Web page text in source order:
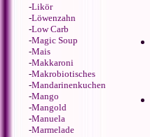
-Likör
-Löwenzahn
-Low Carb
-Magic Soup
-Mais
-Makkaroni
-Makrobiotisches
-Mandarinenkuchen
-Mango
-Mangold
-Manuela
-Marmelade